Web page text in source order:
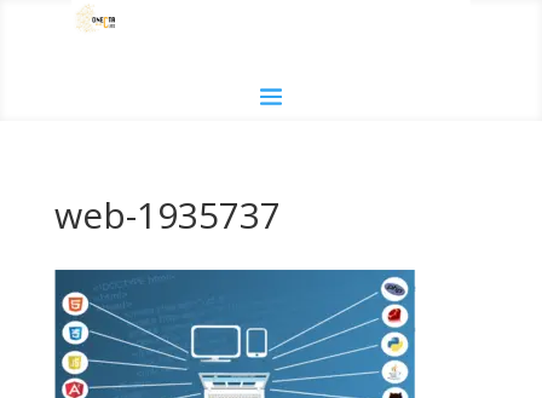
web-1935737